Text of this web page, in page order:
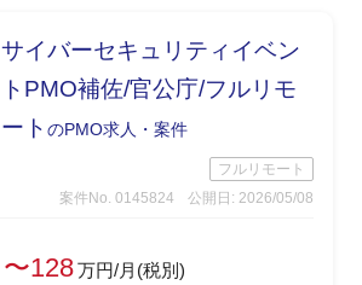
サイバーセキュリティイベン
トPMO補佐/官公庁/フルリモ
ート のPMO求人・案件
フルリモート
案件No. 0145824
公開日: 2026/05/08
〜128万円/月(税別)